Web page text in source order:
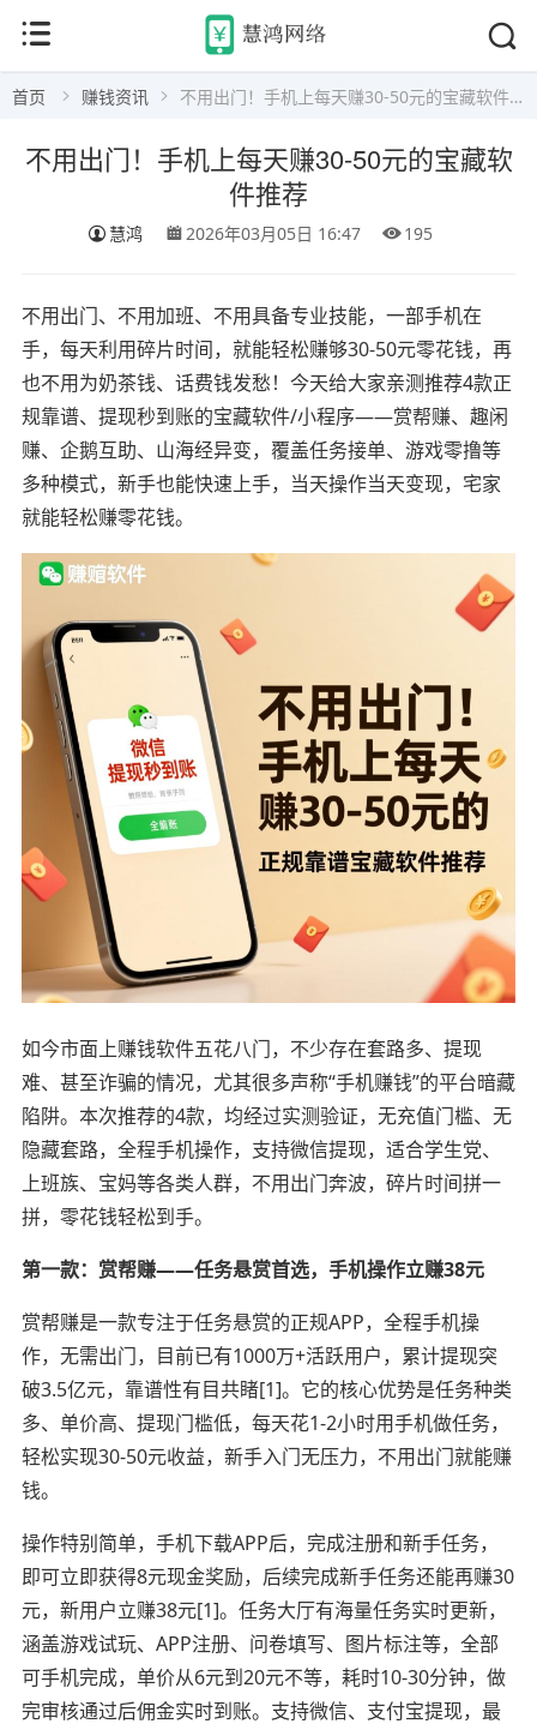
首页 赚钱资讯 不用出门！手机上每天赚30-50元的宝藏软件推荐
不用出门！手机上每天赚30-50元的宝藏软
件推荐
慧鸿 2026年03月05日 16:47 195
不用出门、不用加班、不用具备专业技能，一部手机在
手，每天利用碎片时间，就能轻松赚够30-50元零花钱，再
也不用为奶茶钱、话费钱发愁！今天给大家亲测推荐4款正
规靠谱、提现秒到账的宝藏软件/小程序——赏帮赚、趣闲
赚、企鹅互助、山海经异变，覆盖任务接单、游戏零撸等
多种模式，新手也能快速上手，当天操作当天变现，宅家
就能轻松赚零花钱。
如今市面上赚钱软件五花八门，不少存在套路多、提现
难、甚至诈骗的情况，尤其很多声称“手机赚钱”的平台暗藏
陷阱。本次推荐的4款，均经过实测验证，无充值门槛、无
隐藏套路，全程手机操作，支持微信提现，适合学生党、
上班族、宝妈等各类人群，不用出门奔波，碎片时间拼一
拼，零花钱轻松到手。
第一款：赏帮赚——任务悬赏首选，手机操作立赚38元
赏帮赚是一款专注于任务悬赏的正规APP，全程手机操
作，无需出门，目前已有1000万+活跃用户，累计提现突
破3.5亿元，靠谱性有目共睹[1]。它的核心优势是任务种类
多、单价高、提现门槛低，每天花1-2小时用手机做任务，
轻松实现30-50元收益，新手入门无压力，不用出门就能赚
钱。
操作特别简单，手机下载APP后，完成注册和新手任务，
即可立即获得8元现金奖励，后续完成新手任务还能再赚30
元，新用户立赚38元[1]。任务大厅有海量任务实时更新，
涵盖游戏试玩、APP注册、问卷填写、图片标注等，全部
可手机完成，单价从6元到20元不等，耗时10-30分钟，做
完审核通过后佣金实时到账。支持微信、支付宝提现，最